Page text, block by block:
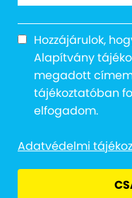
Hozzájárulok,
Alapítvány
megadott
tájékoztatóban
elfogadom.
Adatvédelmi